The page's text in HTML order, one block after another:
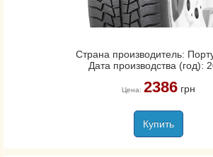
Страна производитель:
Дата производства (год):
Цена: 2386грн
Купить